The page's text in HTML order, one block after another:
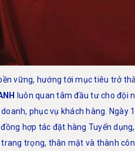
vững, hướng tới mục tiêu trở
luôn quan tâm đầu tư cho đội
phục vụ khách hàng. Ngày
hợp tác đặt hàng Tuyển
trọng, thân mật và thành